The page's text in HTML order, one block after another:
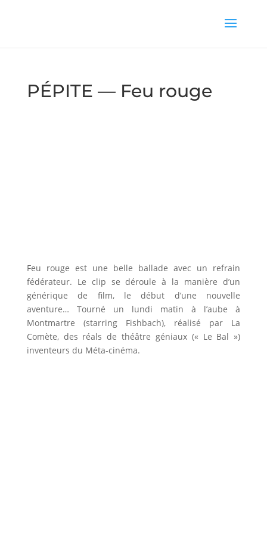
PÉPITE — Feu rouge
Feu rouge est une belle ballade avec un refrain
fédérateur. Le clip se déroule à la manière d’un
générique de film, le début d’une nouvelle
aventure… Tourné un lundi matin à l’aube à
Montmartre (starring Fishbach), réalisé par La
Comète, des réals de théâtre géniaux (« Le Bal »)
inventeurs du Méta-cinéma.